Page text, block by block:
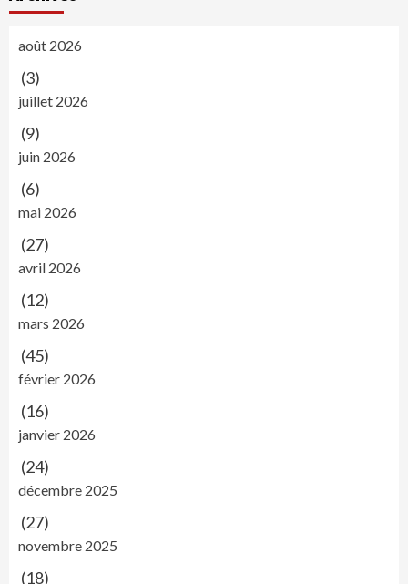
août 2026
(3)
juillet 2026
(9)
juin 2026
(6)
mai 2026
(27)
avril 2026
(12)
mars 2026
(45)
février 2026
(16)
janvier 2026
(24)
décembre 2025
(27)
novembre 2025
(18)